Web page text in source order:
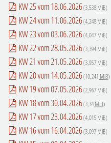
KW 25 vom 18.06.2026(3,538MiB)
KW 24 vom 11.06.2026(4,248MiB)
KW 23 vom 03.06.2026(4,047MiB)
KW 22 vom 28.05.2026(3,394MiB)
KW 21 vom 21.05.2026(3,957MiB)
KW 20 vom 14.05.2026(10,241 MiB)
KW 19 vom 07.05.2026(2,967MiB)
KW 18 vom 30.04.2026(3,34MiB)
KW 17 vom 23.04.2026(4,015MiB)
KW 16 vom 16.04.2026(3,097MiB)